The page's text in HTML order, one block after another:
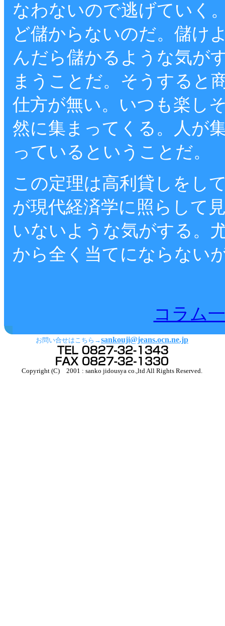
なわないので逃げていく
ど儲からないのだ。儲け
んだら儲かるような気が
まうことだ。そうすると
仕方が無い。いつも楽し
然に集まってくる。人が
っているということだ。
この定理は高利貸しをし
が現代経済学に照らして
いないような気がする。
から全く当てにならない
コラム
お問い合せはこちら→sankouji@jeans.ocn.ne.jp
Copyright (C) 2001 : sanko jidousya co.,ltd All Rights Reserved.